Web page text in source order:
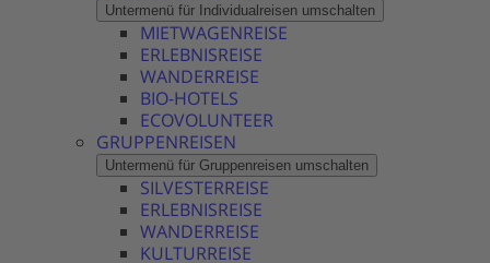
Untermenü für Individualreisen umschalten
MIETWAGENREISE
ERLEBNISREISE
WANDERREISE
BIO-HOTELS
ECOVOLUNTEER
GRUPPENREISEN
Untermenü für Gruppenreisen umschalten
SILVESTERREISE
ERLEBNISREISE
WANDERREISE
KULTURREISE